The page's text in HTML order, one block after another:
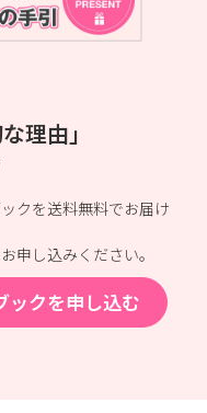
理由」
クを送料無料でお届け
申し込みください。
ックを申し込む